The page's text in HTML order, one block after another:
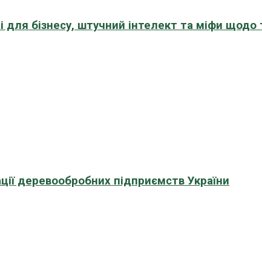
бізнесу, штучний інтелект та міфи щодо
деревообробних підприємств України